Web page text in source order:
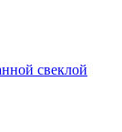
свеклой